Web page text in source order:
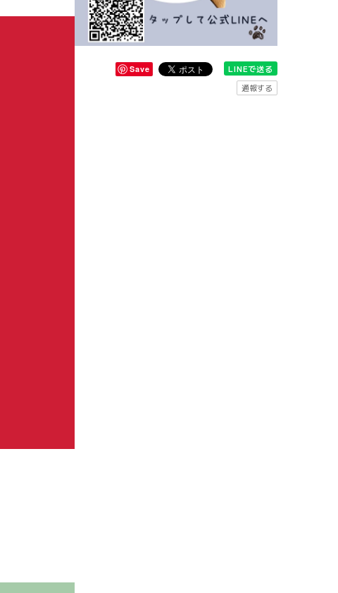
Save
LINEで送る
通報する